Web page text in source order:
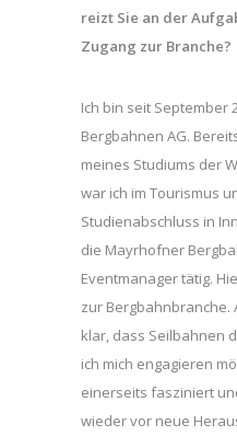
reizt Sie an der
Zugang zur Branche?
Ich bin seit September
Bergbahnen AG.
meines Studiums der
war ich im Tourismus
Studienabschluss in
die Mayrhofner
Eventmanager tätig.
zur Bergbahnbranche.
klar, dass Seilbahnen
ich mich engagieren
einerseits fasziniert
wieder vor neue